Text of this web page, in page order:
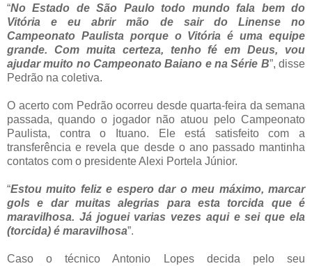
“No Estado de São Paulo todo mundo fala bem do
Vitória e eu abrir mão de sair do Linense no
Campeonato Paulista porque o Vitória é uma equipe
grande. Com muita certeza, tenho fé em Deus, vou
ajudar muito no Campeonato Baiano e na Série B”, disse
Pedrão na coletiva.
O acerto com Pedrão ocorreu desde quarta-feira da semana
passada, quando o jogador não atuou pelo Campeonato
Paulista, contra o Ituano. Ele está satisfeito com a
transferência e revela que desde o ano passado mantinha
contatos com o presidente Alexi Portela Júnior.
“Estou muito feliz e espero dar o meu máximo, marcar
gols e dar muitas alegrias para esta torcida que é
maravilhosa. Já joguei varias vezes aqui e sei que ela
(torcida) é maravilhosa”.
Caso o técnico Antonio Lopes decida pelo seu